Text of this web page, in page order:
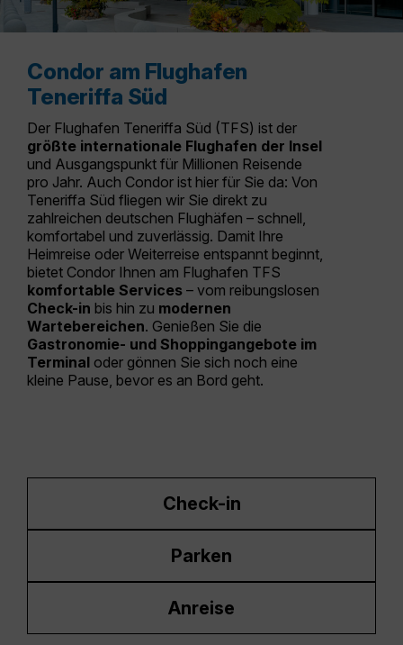
Condor am Flughafen
Teneriffa Süd
Der Flughafen Teneriffa Süd (TFS) ist der
größte internationale Flughafen der Insel
und Ausgangspunkt für Millionen Reisende
pro Jahr. Auch Condor ist hier für Sie da: Von
Teneriffa Süd fliegen wir Sie direkt zu
zahlreichen deutschen Flughäfen – schnell,
komfortabel und zuverlässig. Damit Ihre
Heimreise oder Weiterreise entspannt beginnt,
bietet Condor Ihnen am Flughafen TFS
komfortable Services – vom reibungslosen
Check-in bis hin zu modernen
Wartebereichen. Genießen Sie die
Gastronomie- und Shoppingangebote im
Terminal oder gönnen Sie sich noch eine
kleine Pause, bevor es an Bord geht.
Check-in
Parken
Anreise